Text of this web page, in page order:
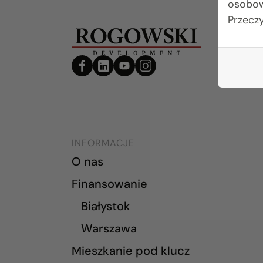
INFORMACJE
O nas
Finansowanie
Białystok
Warszawa
Mieszkanie pod klucz